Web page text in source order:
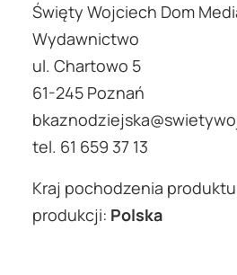
Święty Wojciech Dom
Wydawnictwo
ul. Chartowo 5
61-245 Poznań
tel. 61 659 37 13
Kraj pochodzenia
produkcji: Polska